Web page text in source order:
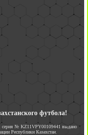
футбола!
серия № KZ11VPY00109441 выдано
Республики Казахстан.